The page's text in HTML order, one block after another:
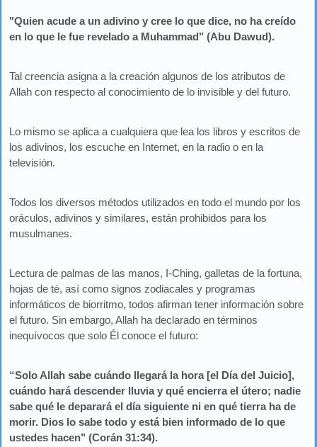
"Quien acude a un adivino y cree lo que dice, no ha creído
en lo que le fue revelado a Muhammad" (Abu Dawud).
Tal creencia asigna a la creación algunos de los atributos de
Allah con respecto al conocimiento de lo invisible y del futuro.
Lo mismo se aplica a cualquiera que lea los libros y escritos de
los adivinos, los escuche en Internet, en la radio o en la
televisión.
Todos los diversos métodos utilizados en todo el mundo por los
oráculos, adivinos y similares, están prohibidos para los
musulmanes.
Lectura de palmas de las manos, I-Ching, galletas de la fortuna,
hojas de té, así como signos zodiacales y programas
informáticos de biorritmo, todos afirman tener información sobre
el futuro. Sin embargo, Allah ha declarado en términos
inequívocos que solo Él conoce el futuro:
“Solo Allah sabe cuándo llegará la hora [el Día del Juicio],
cuándo hará descender lluvia y qué encierra el útero; nadie
sabe qué le deparará el día siguiente ni en qué tierra ha de
morir. Dios lo sabe todo y está bien informado de lo que
ustedes hacen" (Corán 31:34).